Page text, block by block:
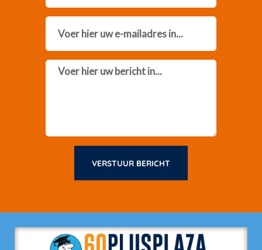
Message
VERSTUUR BERICHT